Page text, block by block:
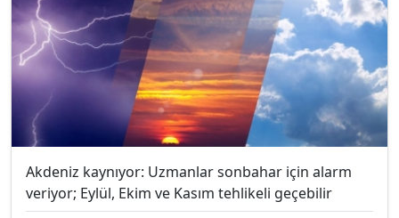
Akdeniz kaynıyor: Uzmanlar sonbahar için alarm
veriyor; Eylül, Ekim ve Kasım tehlikeli geçebilir